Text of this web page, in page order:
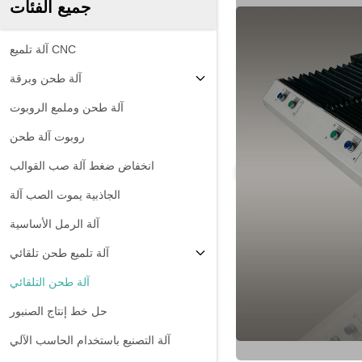
جميع الفئات
آلة تلميع CNC
آلة طحن وبرقة
آلة طحن وملمع الروبوت
روبوت آلة طحن
انخفاض ضغط آلة صب القوالب
الجاذبية يموت الصب آلة
آلة الرمل الأساسية
آلة تلميع طحن تلقائي
آلة طحن التلقائي
حل خط إنتاج الصنبور
آلة التصنيع باستخدام الحاسب الآلي